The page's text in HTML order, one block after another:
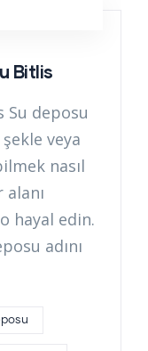
Bitlis
Su deposu
veya
nasıl
hayal edin.
adını